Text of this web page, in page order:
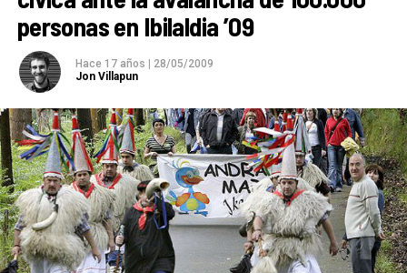
personas en Ibilaldia ’09
Hace 17 años
28/05/2009
Jon Villapun